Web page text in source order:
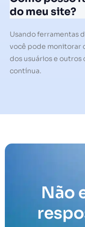
do meu site?
Usando ferramentas
você pode monitorar
dos usuários e
contínua.
Não